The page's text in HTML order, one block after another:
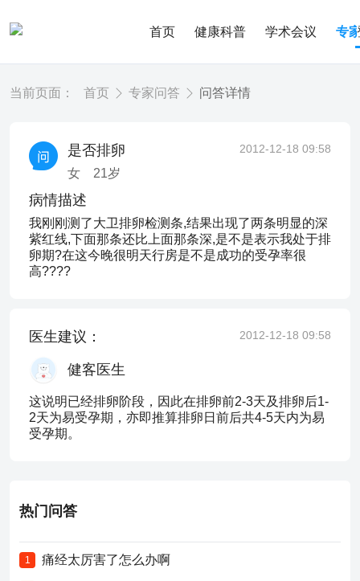
首页 健康科普 学术会议 专
当前页面： 首页 专家问答 问答详情
是否排卵
女 21岁
2012-12-18 09:58
病情描述
我刚刚测了大卫排卵检测条,结果出现了两条明显的深
紫红线,下面那条还比上面那条深,是不是表示我处于排
卵期?在这今晚很明天行房是不是成功的受孕率很
高????
医生建议： 2012-12-18 09:58
健客医生
这说明已经排卵阶段，因此在排卵前2-3天及排卵后1-
2天为易受孕期，亦即推算排卵日前后共4-5天内为易
受孕期。
热门问答
1 痛经太厉害了怎么办啊